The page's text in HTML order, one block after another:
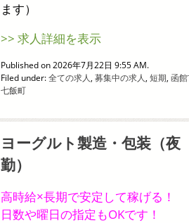
ます）
>> 求人詳細を表示
Published on 2026年7月22日 9:55 AM.
Filed under:全ての求人, 募集中の求人, 短期, 函
七飯町
ヨーグルト製造・包装（夜
勤）
高時給×長期で安定して稼げる！
日数や曜日の指定もOKです！